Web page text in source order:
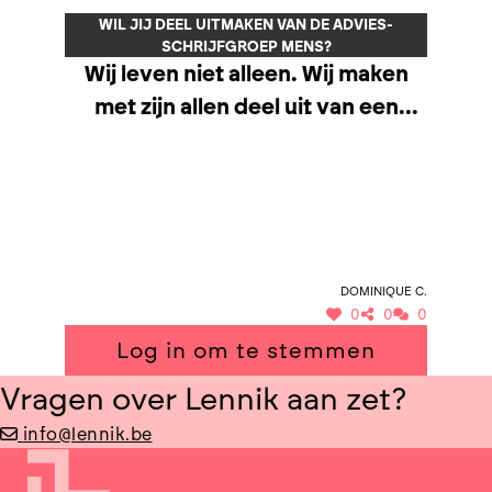
Lennik als sociale en bruisende
gemeente.
WIL JIJ DEEL UITMAKEN VAN DE ADVIES-
SCHRIJFGROEP MENS?
Wij leven niet alleen. Wij maken
met zijn allen deel uit van een
te wonen, te werken, te
ontspannen. Het afstemmen van
de verschillende noden van
wonen, nijverheid, landbouw en
natuur is een uitdaging. Het
Dominique C.
0 0 0
Log in om te stemmen
Vragen over Lennik aan zet?
info@lennik.be